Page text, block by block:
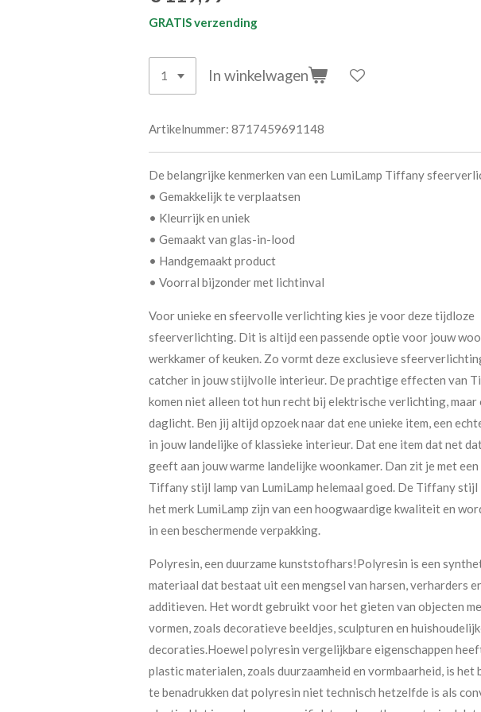
GRATIS verzending
In winkelwagen
Artikelnummer: 8717459691148
De belangrijke kenmerken van een LumiLamp Tiffany
• Gemakkelijk te verplaatsen
• Kleurrijk en uniek
• Gemaakt van glas-in-lood
• Handgemaakt product
• Voorral bijzonder met lichtinval
Voor unieke en sfeervolle verlichting kies je voor deze tijdloze
sfeerverlichting. Dit is altijd een passende optie voor jouw
werkkamer of keuken. Zo vormt deze exclusieve
catcher in jouw stijlvolle interieur. De prachtige effecten van
komen niet alleen tot hun recht bij elektrische verlichting, maar
daglicht. Ben jij altijd opzoek naar dat ene unieke item, een
in jouw landelijke of klassieke interieur. Dat ene item dat net
geeft aan jouw warme landelijke woonkamer. Dan zit je met
Tiffany stijl lamp van LumiLamp helemaal goed. De Tiffany stijl
het merk LumiLamp zijn van een hoogwaardige kwaliteit en
in een beschermende verpakking.
Polyresin, een duurzame kunststofhars!Polyresin is een
materiaal dat bestaat uit een mengsel van harsen, verharders
additieven. Het wordt gebruikt voor het gieten van objecten
vormen, zoals decoratieve beeldjes, sculpturen en
decoraties.Hoewel polyresin vergelijkbare eigenschappen
plastic materialen, zoals duurzaamheid en vormbaarheid, is het
te benadrukken dat polyresin niet technisch hetzelfde is als